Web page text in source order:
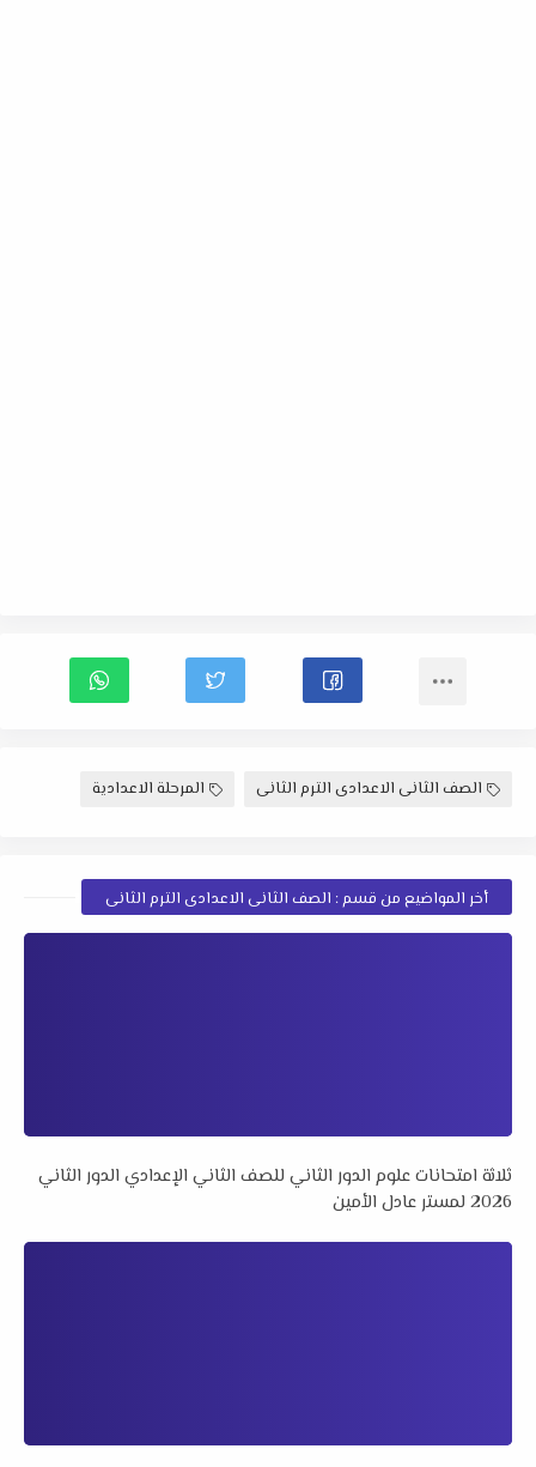
الصف الثانى الاعدادى الترم الثانى المرحلة الاعدادية
أخر المواضيع من قسم : الصف الثانى الاعدادى الترم الثانى
ثلاثة امتحانات علوم الدور الثاني للصف الثاني الإعدادي الدور الثاني
2026 لمستر عادل الأمين